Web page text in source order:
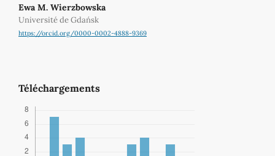
Ewa M. Wierzbowska
Université de Gdańsk
https://orcid.org/0000-0002-4888-9369
Téléchargements